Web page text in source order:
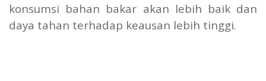
konsumsi bahan bakar akan lebih baik dan
daya tahan terhadap keausan lebih tinggi.